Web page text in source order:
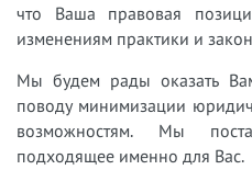
что Ваша правовая
изменениям практики и
Мы будем рады оказать
поводу минимизации
возможностям. Мы
подходящее именно для Вас.